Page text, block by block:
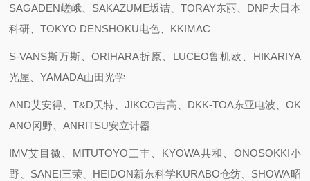
SAGADEN嵯峨、SAKAZUME坂诘、TORAY东丽、DNP大日本
科研、TOKYO DENSHOKU电色、KKIMAC
S-VANS斯万斯、ORIHARA折原、LUCEO鲁机欧、HIKARIYA
光屋、YAMADA山田光学
AND艾安得、T&D天特、JIKCO吉高、DKK-TOA东亚电波、OK
ANO冈野、ANRITSU安立计器
IMV艾目微、MITUTOYO三丰、KYOWA共和、ONOSOKKI小
野、SANEI三荣、HEIDON新东科学KURABO仓纺、SHOWA昭